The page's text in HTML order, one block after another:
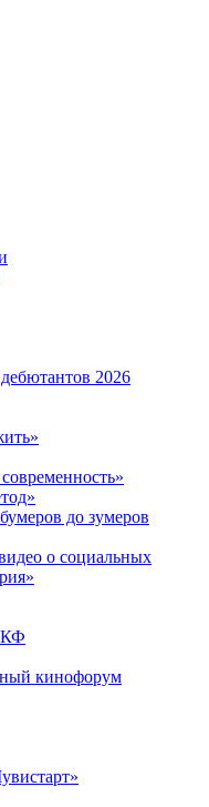
2026
до зумеров
о социальных
кинофорум